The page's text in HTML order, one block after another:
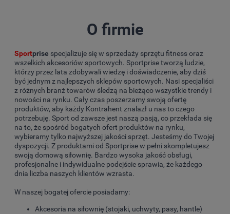
O firmie
Sportprise specjalizuje się w sprzedaży sprzętu fitness oraz
wszelkich akcesoriów sportowych. Sportprise tworzą ludzie,
którzy przez lata zdobywali wiedzę i doświadczenie, aby dziś
być jednym z najlepszych sklepów sportowych. Nasi specjaliści
z różnych branż towarów śledzą na bieżąco wszystkie trendy i
nowości na rynku. Cały czas poszerzamy swoją ofertę
produktów, aby każdy Kontrahent znalazł u nas to czego
potrzebuję. Sport od zawsze jest naszą pasją, co przekłada się
na to, że spośród bogatych ofert produktów na rynku,
wybieramy tylko najwyższej jakości sprzęt. Jesteśmy do Twojej
dyspozycji. Z produktami od Sportprise w pełni skompletujesz
swoją domową siłownię. Bardzo wysoka jakość obsługi,
profesjonalne i indywidualne podejście sprawia, że każdego
dnia liczba naszych klientów wzrasta.
W naszej bogatej ofercie posiadamy:
Akcesoria na siłownię (stojaki, uchwyty, pasy, hantle)